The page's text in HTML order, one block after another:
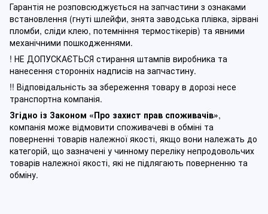
Гарантія не розповсюджується на запчастини з ознаками
встановлення (гнуті шлейфи, знята заводська плівка, зірвані
пломби, сліди клею, потемніння термостікерів) та явними
механічними пошкодженнями.
! НЕ ДОПУСКАЄТЬСЯ стирання штампів виробника та
нанесення сторонніх надписів на запчастину.
!! Відповідальність за збереження товару в дорозі несе
транспортна компанія.
Згідно із Законом «Про захист прав споживачів»,
компанія може відмовити споживачеві в обміні та
поверненні товарів належної якості, якщо вони належать до
категорій, що зазначені у чинному переліку непродовольчих
товарів належної якості, які не підлягають поверненню та
обміну.